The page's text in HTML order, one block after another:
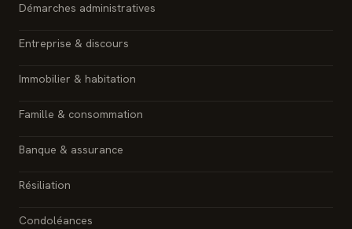
Démarches administratives
Entreprise & discours
Immobilier & habitation
Famille & consommation
Banque & assurance
Résiliation
Condoléances